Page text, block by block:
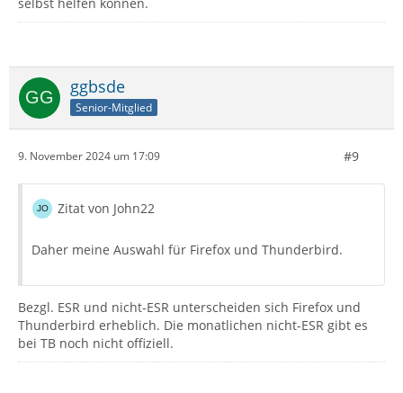
ggbsde
Senior-Mitglied
9. November 2024 um 17:09 #9
Zitat von John22
Daher meine Auswahl für Firefox und Thunderbird.
Bezgl. ESR und nicht-ESR unterscheiden sich Firefox und
Thunderbird erheblich. Die monatlichen nicht-ESR gibt es
bei TB noch nicht offiziell.